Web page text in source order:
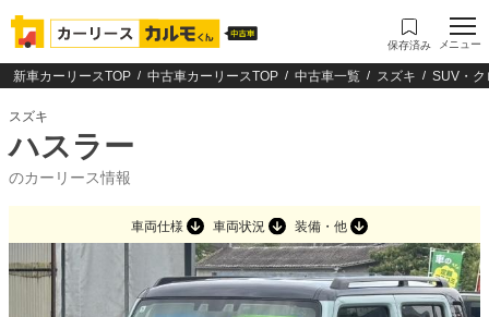
保存済み メニュー
新車カーリースTOP 中古車カーリースTOP 中古車一覧 スズキ SUV・ク
スズキ
ハスラー
のカーリース情報
車両仕様 車両状況 装備・他